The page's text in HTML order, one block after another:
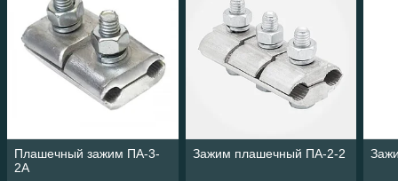
Плашечный зажим ПА-3-
2А
Зажим плашечный ПА-2-2